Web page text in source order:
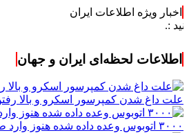
اخبار ویژه اطلاعات ایران
اطلاعات لحظه‌ای ایران و جهان
علت داغ شدن کمپرسور اسکرو و بالا
۳۰۰۰ اتوبوس وعده داده شده هنوز وارد طرح اربعین نشده است